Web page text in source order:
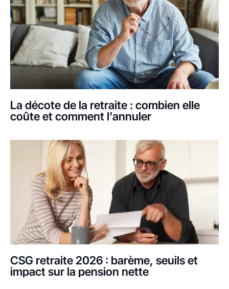
La décote de la retraite : combien elle
coûte et comment l’annuler
CSG retraite 2026 : barème, seuils et
impact sur la pension nette